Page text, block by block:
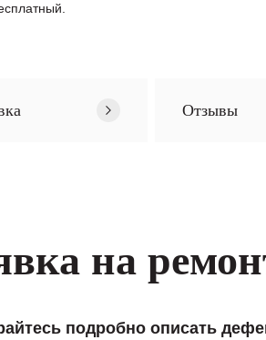
Отзывы
на
подробно описать